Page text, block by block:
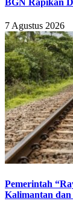
7 Agustus 2026
Pemerintah
Kalimantan dan